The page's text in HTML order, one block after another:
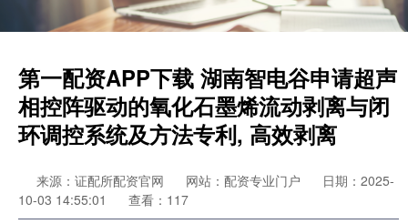
第一配资APP下载 湖南智电谷申请超声
相控阵驱动的氧化石墨烯流动剥离与闭
环调控系统及方法专利, 高效剥离
来源：证配所配资官网 网站：配资专业门户
日期：2025-
10-03 14:55:01
查看：117